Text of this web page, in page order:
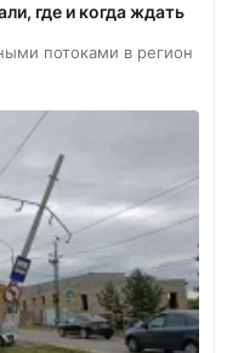
где и когда ждать
потоками в регион